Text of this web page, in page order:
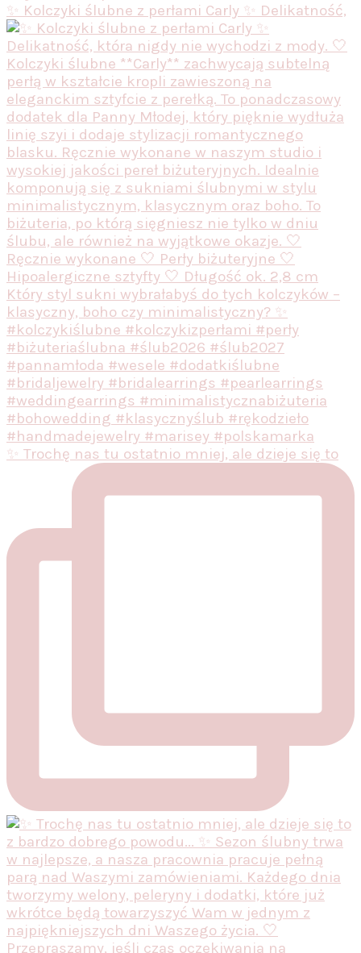
✨ Kolczyki ślubne z perłami Carly ✨ Delikatność,
✨ Trochę nas tu ostatnio mniej, ale dzieje się to